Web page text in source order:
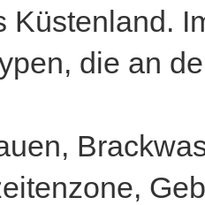
Küstenland.
die an